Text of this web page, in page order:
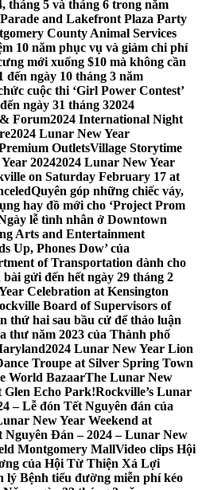
tháng 5 và tháng 6 trong năm
and Lakefront Plaza Party
County Animal Services
10 năm phục vụ và giảm chi phí
mới xuống $10 mà không cần
ngày 10 tháng 3 năm
cuộc thi ‘Girl Power Contest’
ngày 31 tháng 32024
Forum2024 International Night
2024 Lunar New Year
OutletsVillage Storytime
20242024 Lunar New Year
on Saturday February 17 at
Quyên góp những chiếc váy,
hay đồ mới cho ‘Project Prom
lễ tình nhân ở Downtown
Arts and Entertainment
Up, Phones Dow’ của
of Transportation dành cho
gửi đến hết ngày 29 tháng 2
Celebration at Kensington
Board of Supervisors of
thứ hai sau bầu cử để thảo luận
thư năm 2023 của Thành phố
2024 Lunar New Year Lion
Troupe at Silver Spring Town
World BazaarThe Lunar New
Echo Park!Rockville’s Lunar
– Lễ đón Tết Nguyên đán của
New Year Weekend at
Nguyên Đán – 2024 – Lunar New
Montgomery MallVideo clips Hội
của Hội Từ Thiện Xá Lợi
Bệnh tiểu đường miễn phí kéo